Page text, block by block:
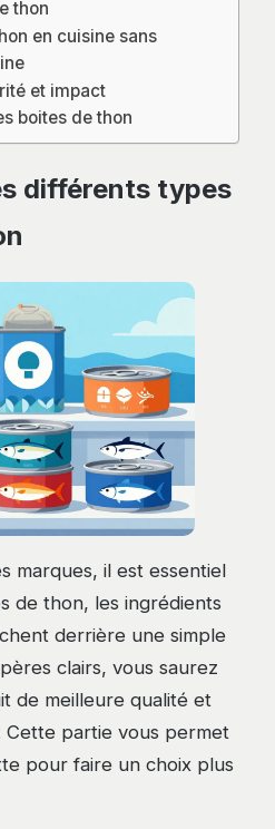
thon
en cuisine sans
et impact
boites de thon
différents types
marques, il est essentiel
de thon, les ingrédients
derrière une simple
clairs, vous saurez
de meilleure qualité et
Cette partie vous permet
pour faire un choix plus